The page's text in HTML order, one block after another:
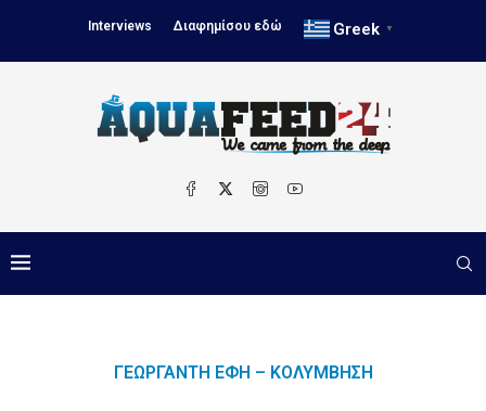
Interviews Διαφημίσου εδώ Greek ▼
ΓΕΩΡΓΑΝΤΉ ΈΦΗ – ΚΟΛΎΜΒΗΣΗ